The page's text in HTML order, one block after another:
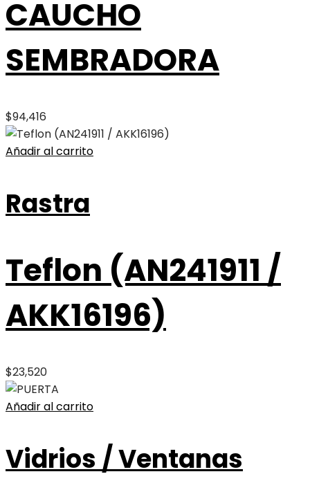
CAUCHO
SEMBRADORA
$94,416
Añadir al carrito
Rastra
Teflon (AN241911 /
AKK16196)
$23,520
Añadir al carrito
Vidrios / Ventanas